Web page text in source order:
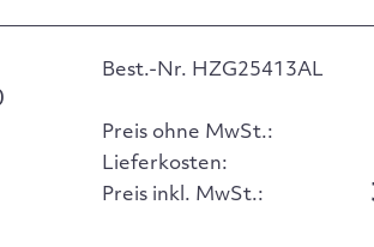
Best.-Nr. HZG25413AL
Preis ohne MwSt.:
Lieferkosten:
Preis inkl. MwSt.: